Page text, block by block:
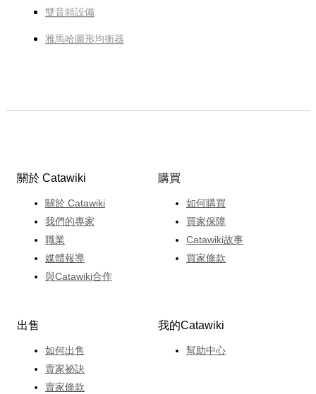
雙音頻設備
雅馬哈圖形均衡器
關於 Catawiki
關於 Catawiki
我們的專家
職業
媒體報導
與Catawiki合作
購買
如何購買
買家保障
Catawiki故事
買家條款
出售
如何出售
賣家祕訣
賣家條款
我的Catawiki
幫助中心